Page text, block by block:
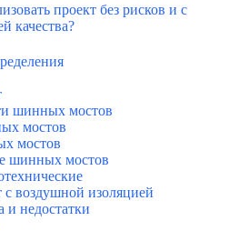
проект без рисков и с
качества?
шинных мостов
мостов
мостов
шинных мостов
воздушной изоляцией
недостатки